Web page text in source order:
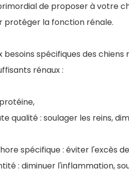
de proposer à votre
protéger la fonction rénale.
besoins spécifiques des
rénaux :
qualité : soulager les reins,
spécifique : éviter l'excès
: diminuer l'inflammation,